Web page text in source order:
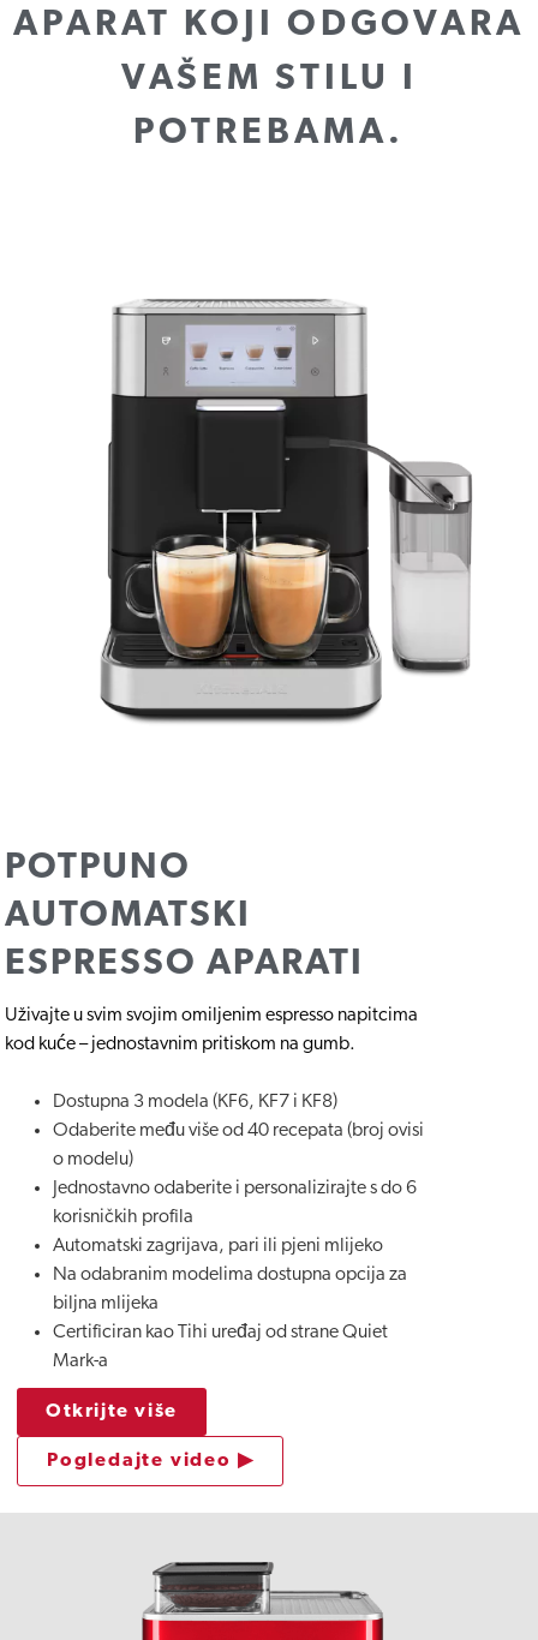
APARAT KOJI ODGOVARA
VAŠEM STILU I
POTREBAMA.
POTPUNO
AUTOMATSKI
ESPRESSO APARATI
Uživajte u svim svojim omiljenim espresso napitcima
kod kuće – jednostavnim pritiskom na gumb.
Dostupna 3 modela (KF6, KF7 i KF8)
Odaberite među više od 40 recepata (broj ovisi
o modelu)
Jednostavno odaberite i personalizirajte s do 6
korisničkih profila
Automatski zagrijava, pari ili pjeni mlijeko
Na odabranim modelima dostupna opcija za
biljna mlijeka
Certificiran kao Tihi uređaj od strane Quiet
Mark-a
Otkrijte više
Pogledajte video ▶